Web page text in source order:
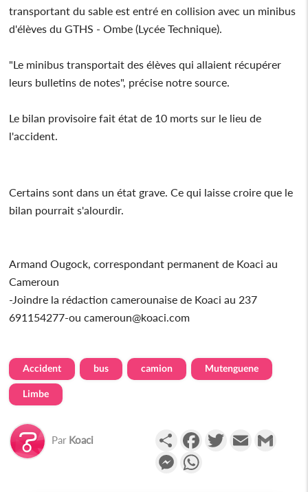
transportant du sable est entré en collision avec un minibus
d'élèves du GTHS - Ombe (Lycée Technique).
"Le minibus transportait des élèves qui allaient récupérer
leurs bulletins de notes", précise notre source.
Le bilan provisoire fait état de 10 morts sur le lieu de
l'accident.
Certains sont dans un état grave. Ce qui laisse croire que le
bilan pourrait s'alourdir.
Armand Ougock, correspondant permanent de Koaci au
Cameroun
-Joindre la rédaction camerounaise de Koaci au 237
691154277-ou cameroun@koaci.com
Accident bus camion Mutenguene
Limbe
Par Koaci PartagerFacebookTwitterEmail
Messenger